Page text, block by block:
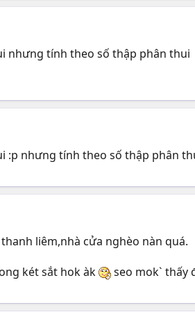
nhưng tính theo số thập phân thui
:p nhưng tính theo số thập phân
liêm,nhà cửa nghèo nàn quá.
két sắt hok àk
seo mok` thấy